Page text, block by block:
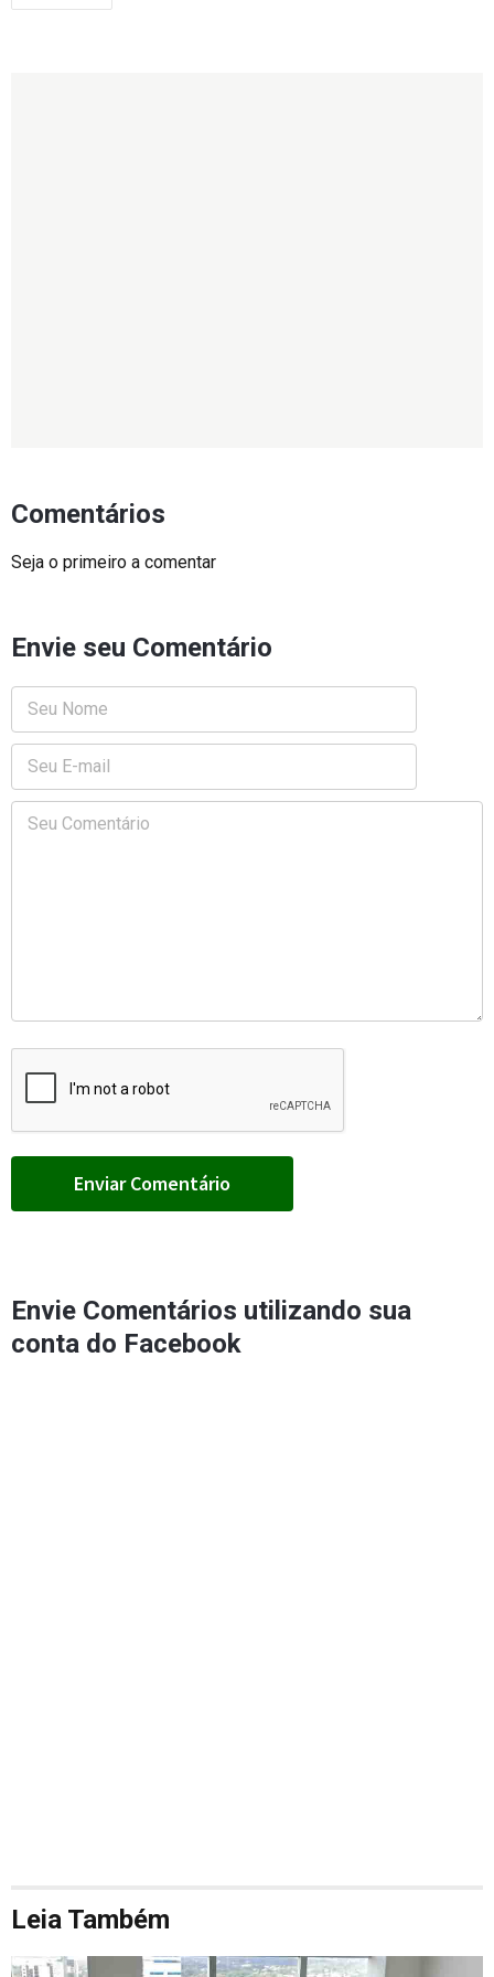
Comentários
Seja o primeiro a comentar
Envie seu Comentário
Envie Comentários utilizando sua
conta do Facebook
Leia Também